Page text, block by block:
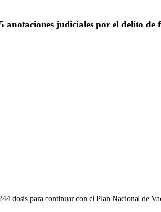
anotaciones judiciales por el delito de
dosis para continuar con el Plan Nacional de